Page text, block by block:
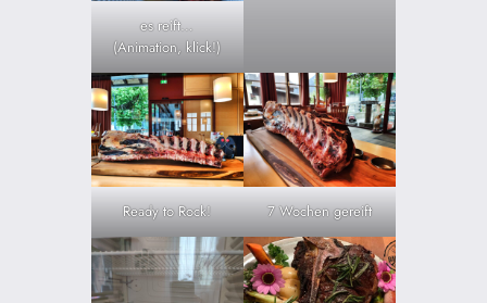
es reift…
(Animation, klick!)
Ready to Rock! 7 Wochen gereift